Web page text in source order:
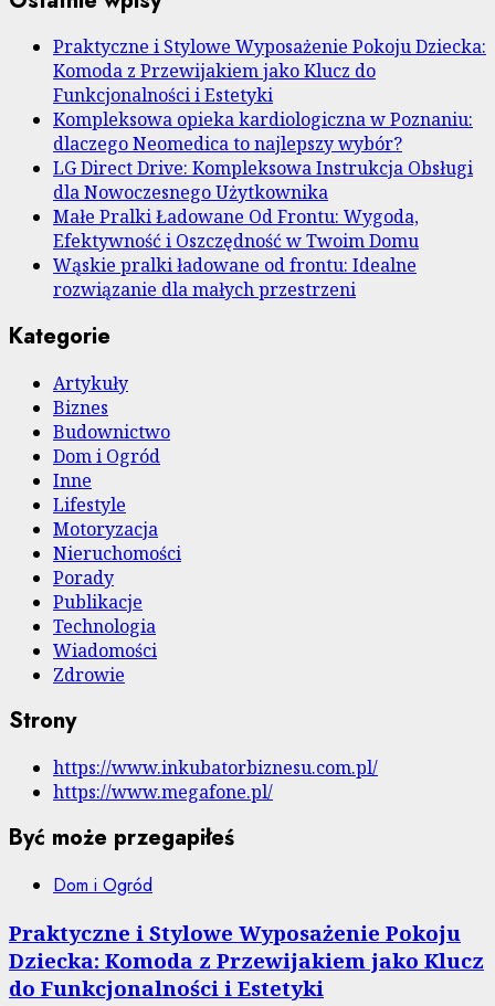
Praktyczne i Stylowe Wyposażenie Pokoju Dziecka:
Komoda z Przewijakiem jako Klucz do
Funkcjonalności i Estetyki
Kompleksowa opieka kardiologiczna w Poznaniu:
dlaczego Neomedica to najlepszy wybór?
LG Direct Drive: Kompleksowa Instrukcja Obsługi
dla Nowoczesnego Użytkownika
Małe Pralki Ładowane Od Frontu: Wygoda,
Efektywność i Oszczędność w Twoim Domu
Wąskie pralki ładowane od frontu: Idealne
rozwiązanie dla małych przestrzeni
Kategorie
Artykuły
Biznes
Budownictwo
Dom i Ogród
Inne
Lifestyle
Motoryzacja
Nieruchomości
Porady
Publikacje
Technologia
Wiadomości
Zdrowie
Strony
https://www.inkubatorbiznesu.com.pl/
https://www.megafone.pl/
Być może przegapiłeś
Dom i Ogród
Praktyczne i Stylowe Wyposażenie Pokoju
Dziecka: Komoda z Przewijakiem jako Klucz
do Funkcjonalności i Estetyki